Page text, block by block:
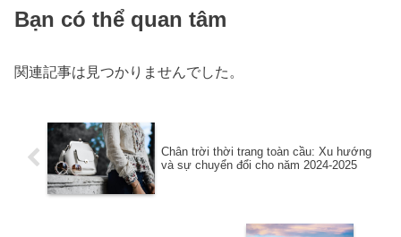
Bạn có thể quan tâm
関連記事は見つかりませんでした。
Chân trời thời trang toàn cầu: Xu hướng
và sự chuyển đổi cho năm 2024-2025